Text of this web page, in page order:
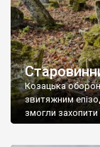
Козацька
звитяжним
змогли
поховали на